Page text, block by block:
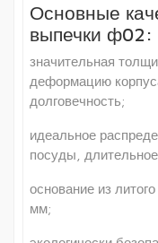
Основные
выпечки ф02:
значительная
деформацию
долговечность;
идеальное
посуды,
основание из
мм;